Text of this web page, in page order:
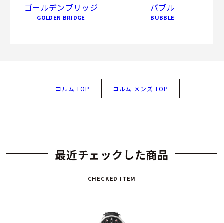
ゴールデンブリッジ
GOLDEN BRIDGE
バブル
BUBBLE
コルム TOP コルム メンズ TOP
最近チェックした商品
CHECKED ITEM